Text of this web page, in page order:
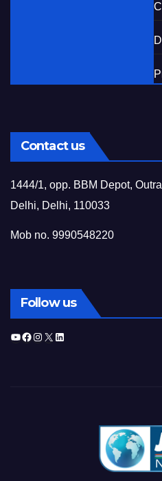
Contact us
1444/1, opp. BBM Depot,
Delhi, Delhi, 110033
Mob no. 9990548220
Follow us
YouTube
Facebook
Instagram
X LinkedIn